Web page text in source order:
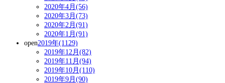
2020年4月(56)
2020年3月(73)
2020年2月(91)
2020年1月(91)
open2019年(1129)
2019年12月(82)
2019年11月(94)
2019年10月(110)
2019年9月(90)